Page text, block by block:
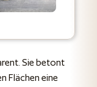
Sie betont
Flächen eine